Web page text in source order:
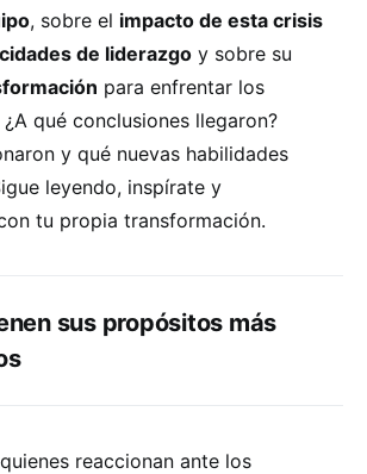
, sobre el impacto de esta crisis
de liderazgo y sobre su
para enfrentar los
qué conclusiones llegaron?
y qué nuevas habilidades
leyendo, inspírate y
tu propia transformación.
sus propósitos más
reaccionan ante los